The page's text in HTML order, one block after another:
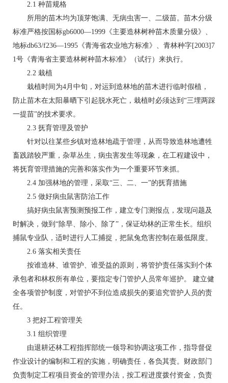
2.1 种苗规格
所用的苗木均为顶芽饱满、无病虫害一、二级苗。苗木分级
标准严格按国标gb6000—1999《主要造林树种苗木质量分级》、
地标db63/f236—1995《青海省农业地方标准》、青林种字[2003]7
1号《青海省主要造林树种苗木标准》（试行）来执行。
2.2 栽植
栽植时间为4月中旬，对运到造林地的苗木进行临时假植，
防止苗木在太阳暴晒下引起脱水死亡，栽植时必须达到“三埋两踩
一提苗”的技术要求。
2.3 抚育管理及管护
针对以往某些乡镇对造林地疏于管理，从而导致造林地遭牲
畜践踏较严重，杂草丛生，病虫害发生等现象，在工程建设中，
将抚育管理措施的完善和落实作为一个重要环节来抓。
2.4 加强林地的管理，采取“三、二、一”的抚育措施
2.5 做好病虫鼠害防治工作
搞好病虫鼠害预测预报工作，建立专门测报点，发现问题及
时解决，做到“除早、除小、除了”，保证幼林的正常生长。组织
捕鼠专业队，适时进行人工捕捉，把鼠兔危害控制在最低限度。
2.6 落实相关责任
按谁造林、谁管护、谁受益的原则，将管护责任落实到个体
承包者和林权所有单位，要指定专门管护人员常年巡护。 建立健
全各项管护制度，对管护不到位造成损失的要追究管护人员的责
任。
3 把好工程管理关
3.1 组织管理
由退耕还林工程指挥部统一领导和协调这项工作，指导督促
作业设计的编制和工程的实施，明确责任，各负其责。财政部门
负责制定工程项目资金的管理办法，按工程进度拨付资金，负责